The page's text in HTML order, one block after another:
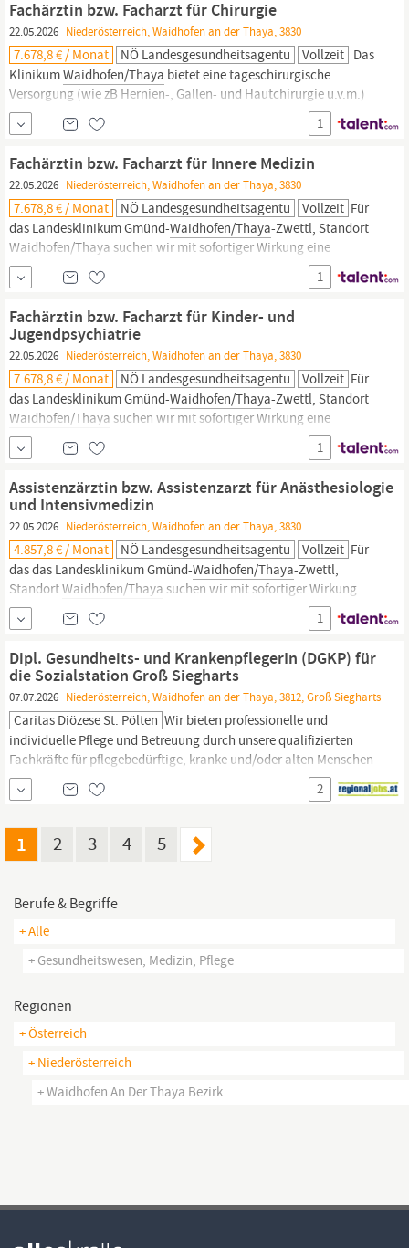
den NotarztstützpunktWaidhofen/Thaya,dervon
Fachärztin bzw. Facharzt für Chirurgie
22.05.2026 Niederösterreich, Waidhofen an der Thaya, 3830
7.678,8 € / Monat NÖ Landesgesundheitsagentu Vollzeit Das
KlinikumWaidhofen/Thaya bietet eine tageschirurgische
Versorgung (wie zB Hernien-, Gallen- und Hautchirurgie u.v.m.)
sowie eine chirurgische Stundenambulanz von Montag bis
Freitag. Neben einem engagierten multiprofessionellen Team und
Arbeitszeitmodelle Alltag sind, bietet das Landesklinikum
Waidhofen/Thayadiverse Sozialleistungenan
1
Fachärztin bzw. Facharzt für Innere Medizin
22.05.2026 Niederösterreich, Waidhofen an der Thaya, 3830
7.678,8 € / Monat NÖ Landesgesundheitsagentu Vollzeit Für
das Landesklinikum Gmünd-Waidhofen/Thaya-Zwettl, Standort
Waidhofen/Thaya suchen wir mit sofortiger Wirkung eine
Fachärztin bzw. einen Facharzt für Innere Medizin mit eventueller
Zusatzausbildung Hämato-Onkologie Unsere Abteilung für Innere
Onkologie und Zentrum
1
Fachärztin bzw. Facharzt für Kinder- und
Jugendpsychiatrie
22.05.2026 Niederösterreich, Waidhofen an der Thaya, 3830
7.678,8 € / Monat NÖ Landesgesundheitsagentu Vollzeit Für
das Landesklinikum Gmünd-Waidhofen/Thaya-Zwettl, Standort
Waidhofen/Thaya suchen wir mit sofortiger Wirkung eine
Fachärztin bzw. einen Facharzt für Kinder- und Jugendpsychiatrie
Die Kinder- und Jugendpsychiatrie am Landesklinikum
Angebot: eine...
1
Assistenzärztin bzw. Assistenzarzt für Anästhesiologie
und Intensivmedizin
22.05.2026 Niederösterreich, Waidhofen an der Thaya, 3830
4.857,8 € / Monat NÖ Landesgesundheitsagentu Vollzeit Für
das das Landesklinikum Gmünd-Waidhofen/Thaya-Zwettl,
StandortWaidhofen/Thaya suchen wir mit sofortiger Wirkung
eine Assistenzärztin bzw. einen Assistenzarzt für Anästhesiologie
und Intensivmedizin Die Abteilung für Anästhesie und
AWR sowie eine Anästhesieambulanz. In 2
1
Dipl. Gesundheits- und KrankenpflegerIn (DGKP) für
die Sozialstation Groß Siegharts
07.07.2026 Niederösterreich, Waidhofen an der Thaya, 3812, Groß Siegharts
Caritas Diözese St. Pölten Wir bieten professionelle und
individuelle Pflege und Betreuung durch unsere qualifizierten
Fachkräfte für pflegebedürftige, kranke und/oder alten Menschen
die weiterhin gut versorgt zu Hause leben möchten.Die Caritas
derDiözese St. Pölten, Bereich Betreuen und Pflegen zu Hause,
2
1 2 3 4 5
Berufe & Begriffe
+ Alle
+ Gesundheitswesen, Medizin, Pflege
Regionen
+ Österreich
+ Niederösterreich
+ Waidhofen An Der Thaya Bezirk